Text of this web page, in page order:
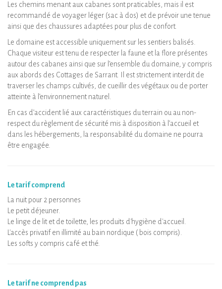
Les chemins menant aux cabanes sont praticables, mais il est
recommandé de voyager léger (sac à dos) et de prévoir une tenue
ainsi que des chaussures adaptées pour plus de confort.
Le domaine est accessible uniquement sur les sentiers balisés.
Chaque visiteur est tenu de respecter la faune et la flore présentes
autour des cabanes ainsi que sur l’ensemble du domaine, y compris
aux abords des Cottages de Sarrant. Il est strictement interdit de
traverser les champs cultivés, de cueillir des végétaux ou de porter
atteinte à l’environnement naturel.
En cas d’accident lié aux caractéristiques du terrain ou au non-
respect du règlement de sécurité mis à disposition à l’accueil et
dans les hébergements, la responsabilité du domaine ne pourra
être engagée.
Le tarif comprend
La nuit pour 2 personnes
Le petit déjeuner.
Le linge de lit et de toilette, les produits d'hygiène d'accueil.
L'accès privatif en illimité au bain nordique ( bois compris).
Les softs y compris café et thé.
Le tarif ne comprend pas